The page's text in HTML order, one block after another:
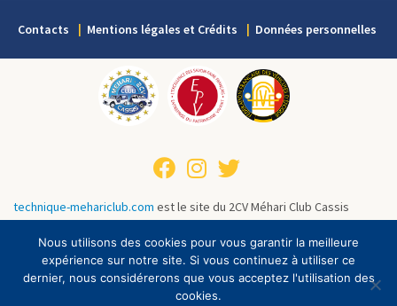
Contacts Mentions légales et Crédits Données personnelles
technique-mehariclub.com est le site du 2CV Méhari Club Cassis
pédagogiques pour tous les passionnés de 2CV, Méhari ou Dyane.
Qu’ils soient mécanicien débutant ou collectionneur expert, ils y
retrouveront toutes les informations nécessaires pour la rénovation
Nous utilisons des cookies pour vous garantir la meilleure
expérience sur notre site. Si vous continuez à utiliser ce
dernier, nous considérerons que vous acceptez l'utilisation des
cookies.